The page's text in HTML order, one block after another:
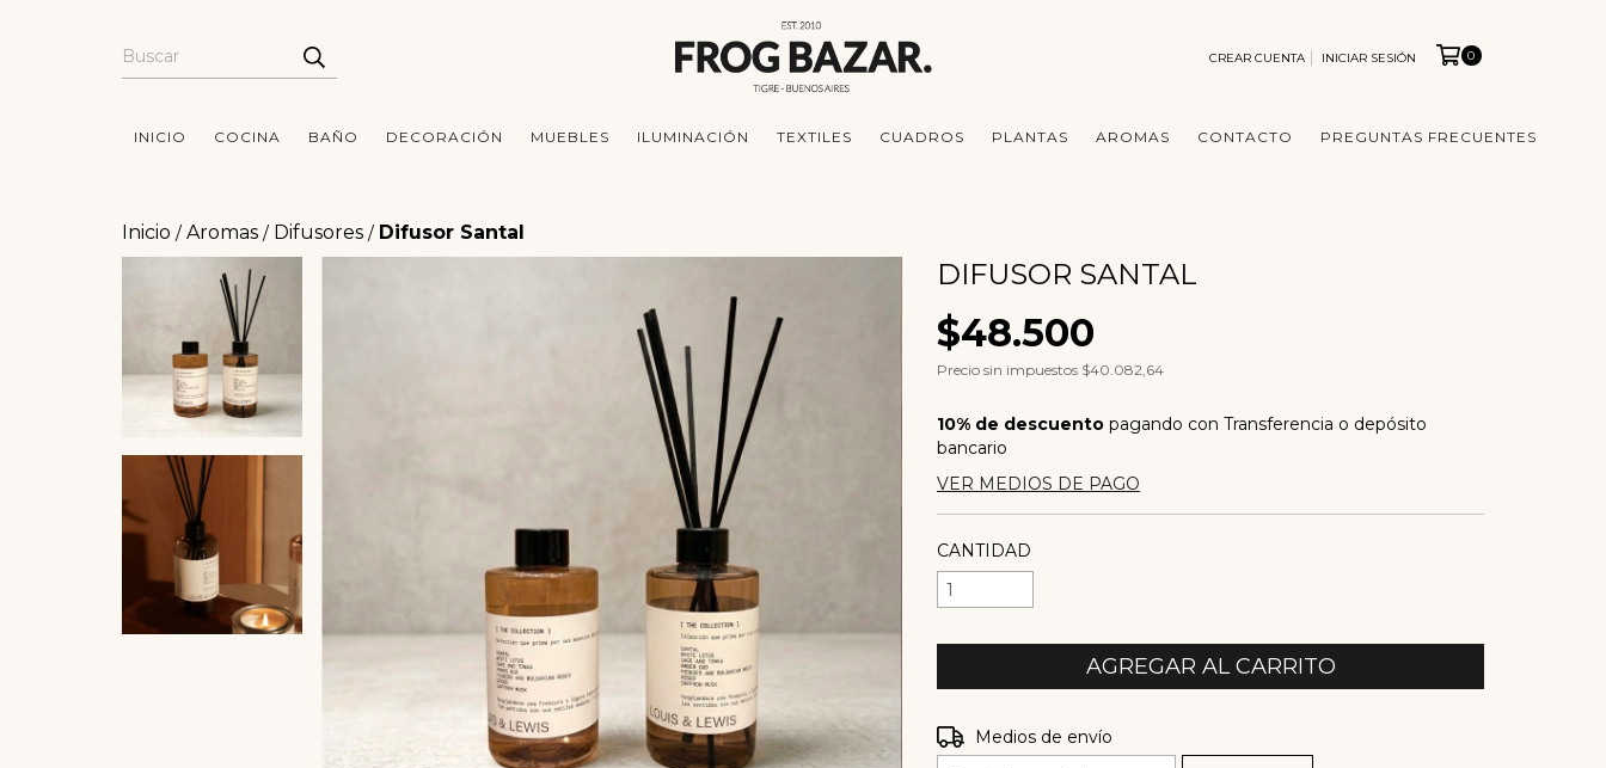
CREAR CUENTA INICIAR SESIÓN 0
INICIO COCINA BAÑO DECORACIÓN MUEBLES ILUMINACIÓN TEXTILES CUADROS PLANTAS AROMAS CONTACTO PREGUNTAS FRECUENTES
Inicio / Aromas / Difusores / Difusor Santal
DIFUSOR SANTAL
$48.500
Precio sin impuestos $40.082,64
10% de descuento pagando con Transferencia o depósito
bancario
VER MEDIOS DE PAGO
CANTIDAD
Entregas para el CP:
Medios de envío